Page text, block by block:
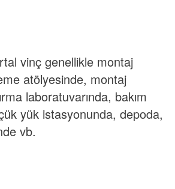
vinç genellikle montaj
atölyesinde, montaj
laboratuvarında, bakım
yük istasyonunda, depoda,
vb.